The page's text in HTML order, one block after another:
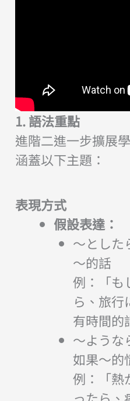
1. 語法重點
進階二進一步擴展
涵蓋以下主題：
表現方式
假設表達：
～とした
～的話
例：「も
ら、旅行
有時間的
～ような
如果～的
例：「熱